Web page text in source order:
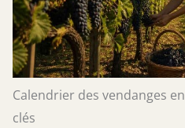
Calendrier des vendanges
clés